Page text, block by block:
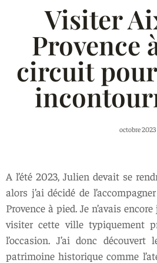
Visiter
Provence
circuit
octobre 2023
A l’été 2023, Julien devait se
alors j’ai décidé de
Provence à pied. Je n’avais
visiter cette ville typiquement
l’occasion. J’ai donc
patrimoine historique comme